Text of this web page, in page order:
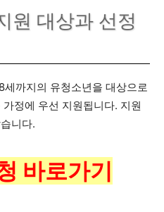
원 대상과 선정
까지의 유청소년을 대상으로
정에 우선 지원됩니다. 지원
니다.
바로가기